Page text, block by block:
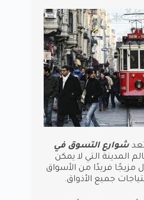
شوارع التسوق في
المدينة التي لا يمكن
مزيجًا فريدًا من الأسواق
جميع الأذواق.